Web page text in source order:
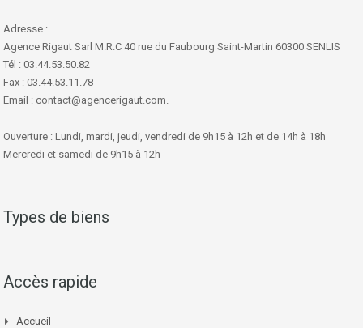
Adresse :
Agence Rigaut Sarl M.R.C 40 rue du Faubourg Saint-Martin 60300 SENLIS
Tél : 03.44.53.50.82
Fax : 03.44.53.11.78
Email : contact@agencerigaut.com.
Ouverture : Lundi, mardi, jeudi, vendredi de 9h15 à 12h et de 14h à 18h
Mercredi et samedi de 9h15 à 12h
Types de biens
Accès rapide
Accueil